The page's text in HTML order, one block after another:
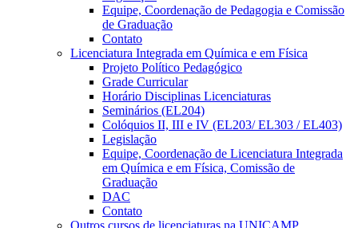
Equipe, Coordenação de Pedagogia e Comissão
de Graduação
Contato
Licenciatura Integrada em Química e em Física
Projeto Político Pedagógico
Grade Curricular
Horário Disciplinas Licenciaturas
Seminários (EL204)
Colóquios II, III e IV (EL203/ EL303 / EL403)
Legislação
Equipe, Coordenação de Licenciatura Integrada
em Química e em Física, Comissão de
Graduação
DAC
Contato
Outros cursos de licenciaturas na UNICAMP